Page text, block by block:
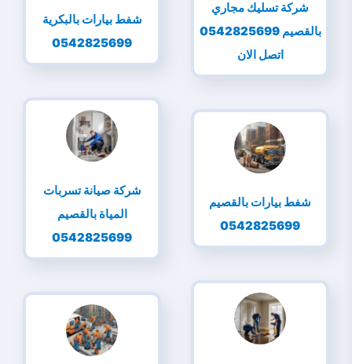
شركة تسليك مجاري
بالقصيم 0542825699
اتصل الان
شفط بيارات بالبكرية
0542825699
شفط بيارات بالقصيم
0542825699
شركة صيانة تسربات
المياة بالقصيم
0542825699